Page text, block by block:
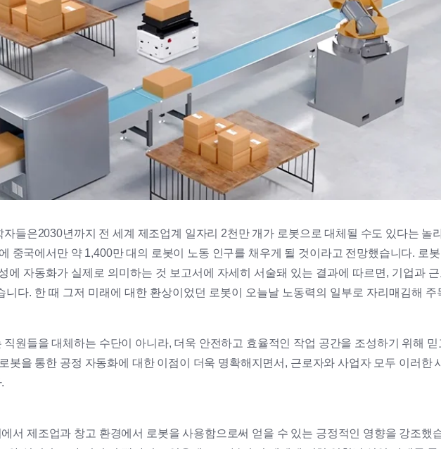
들은2030년까지 전 세계 제조업계 일자리 2천만 개가 로봇으로 대체될 수도 있다는 놀
중국에서만 약 1,400만 대의 로봇이 노동 인구를 채우게 될 것이라고 전망했습니다. 로
에 자동화가 실제로 의미하는 것 보고서에 자세히 서술돼 있는 결과에 따르면, 기업과
니다. 한 때 그저 미래에 대한 환상이었던 로봇이 오늘날 노동력의 일부로 자리매김해 주
원들을 대체하는 수단이 아니라, 더욱 안전하고 효율적인 작업 공간을 조성하기 위해 믿
봇을 통한 공정 자동화에 대한 이점이 더욱 명확해지면서, 근로자와 사업자 모두 이러한
서 제조업과 창고 환경에서 로봇을 사용함으로써 얻을 수 있는 긍정적인 영향을 강조했